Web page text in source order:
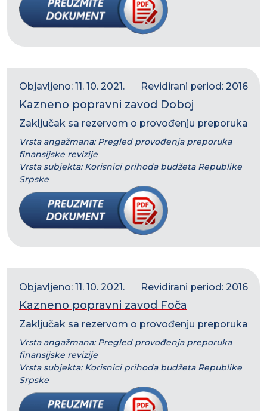
Objavljeno: 11. 10. 2021. Revidirani period: 2016
Kazneno popravni zavod Doboj
Zaključak sa rezervom o provođenju preporuka
Vrsta angažmana: Pregled provođenja preporuka
finansijske revizije
Vrsta subjekta: Korisnici prihoda budžeta Republike
Srpske
Objavljeno: 11. 10. 2021. Revidirani period: 2016
Kazneno popravni zavod Foča
Zaključak sa rezervom o provođenju preporuka
Vrsta angažmana: Pregled provođenja preporuka
finansijske revizije
Vrsta subjekta: Korisnici prihoda budžeta Republike
Srpske